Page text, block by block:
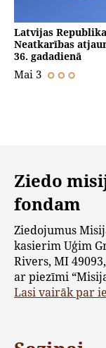
Latvijas
Neatkarības
36. gadadienā
Mai 3
Ziedo
fondam
Ziedojumus
kasierim Uģim
Rivers, MI
ar piezīmi
Lasi vairāk par